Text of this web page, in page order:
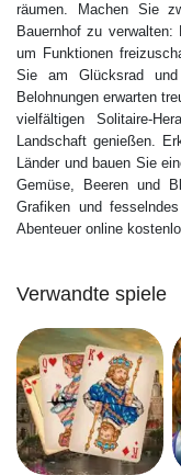
räumen. Machen Sie
Bauernhof zu
um Funktionen
Sie am Glücksrad
Belohnungen erwarten
vielfältigen Solitaire-
Landschaft genießen.
Länder und bauen Sie
Gemüse, Beeren und
Grafiken und
Abenteuer online
Verwandte spiele